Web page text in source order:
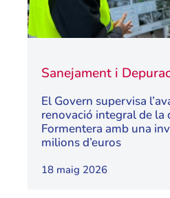
Sanejament i
El Govern supervisa
renovació integral de la
Formentera amb una
milions d’euros
18 maig 2026